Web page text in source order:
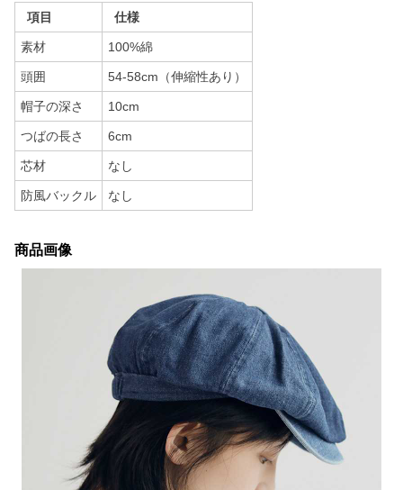
項目 仕様
素材 100%綿
頭囲 54-58cm（伸縮性あり）
帽子の深さ 10cm
つばの長さ 6cm
芯材 なし
防風バックル なし
商品画像